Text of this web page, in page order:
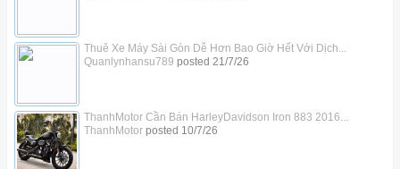
Thuê Xe Máy Sài Gòn Dễ Hơn Bao Giờ Hết Với Dịch...
Quanlynhansu789 posted 21/7/26
ThanhMotor Cần Bán HarleyDavidson Iron 883 2016...
ThanhMotorposted 10/7/26